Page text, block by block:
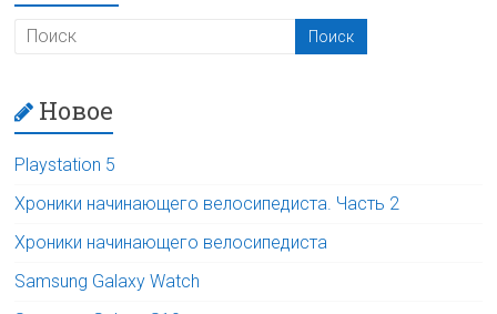
Новое
Playstation 5
Хроники начинающего велосипедиста. Часть 2
Хроники начинающего велосипедиста
Samsung Galaxy Watch